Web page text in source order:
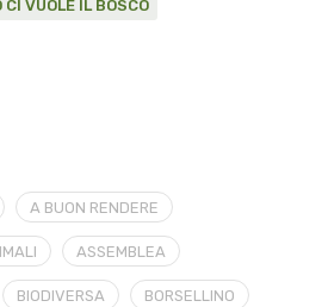
CI VUOLE IL BOSCO
A BUON RENDERE
ASSEMBLEA
BIODIVERSA BORSELLINO